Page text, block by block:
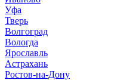
Уфа
Тверь
Волгоград
Вологда
Ярославль
Астрахань
Ростов-на-Дону